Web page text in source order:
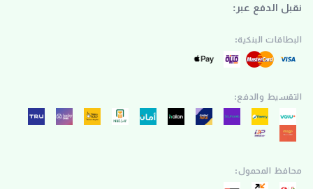
نقبل الدفع عبر:
البطاقات البنكية:
التقسيط والدفع:
محافظ المحمول: